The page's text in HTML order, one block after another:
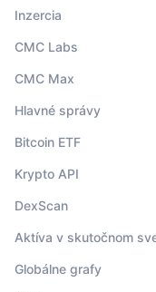
Inzercia
CMC Labs
CMC Max
Hlavné správy
Bitcoin ETF
Krypto API
DexScan
Aktíva v skutočnom
Globálne grafy